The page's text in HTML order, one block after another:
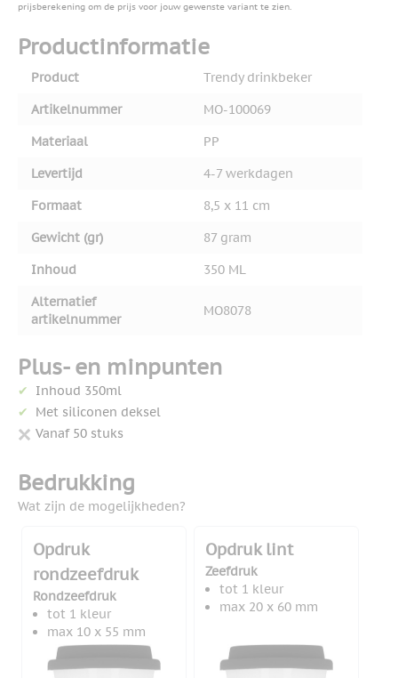
prijsberekening om de prijs voor jouw gewenste variant te zien.
Productinformatie
Product
Trendy drinkbeker
Artikelnummer
MO-100069
Materiaal
PP
Levertijd
4-7 werkdagen
Formaat
8,5 x 11 cm
Gewicht (gr)
87 gram
Inhoud
350 ML
Alternatief
artikelnummer
MO8078
Plus- en minpunten
Inhoud 350ml
Met siliconen deksel
Vanaf 50 stuks
Bedrukking
Wat zijn de mogelijkheden?
Opdruk
rondzeefdruk
Rondzeefdruk
tot 1 kleur
max 10 x 55 mm
Opdruk lint
Zeefdruk
tot 1 kleur
max 20 x 60 mm